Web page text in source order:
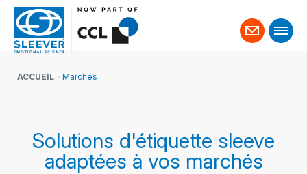
Contact
ACCUEIL Marchés
Solutions d'étiquette sleeve
adaptées à vos marchés